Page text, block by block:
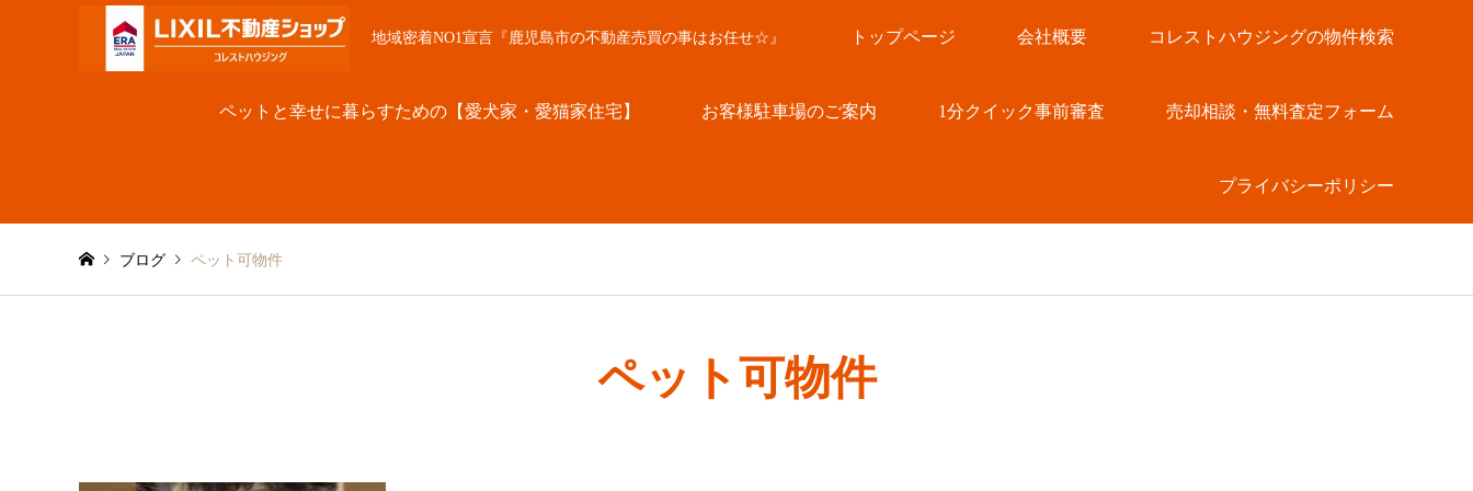
地域密着NO1宣言『鹿児島市の不動産売買の事はお任せ☆』 トップページ 会社概要 コレストハウジングの物件検索
ペットと幸せに暮らすための【愛犬家・愛猫家住宅】 お客様駐車場のご案内 1分クイック事前審査 売却相談・無料査定フォーム
プライバシーポリシー
ブログ ペット可物件
ペット可物件